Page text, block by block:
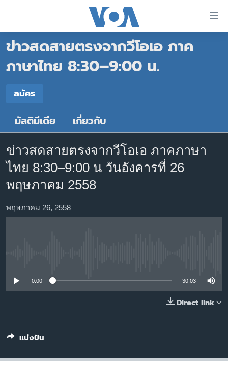
ต่อ
ไป
หลัก
หน้า
หลัก
ข้าม
ไป
ค้นหา
หน้าหลัก
โลก
เอเชีย
ไทย
ธุรกิจ
วิทยาศาสตร์
สังคมและสุขภาพ
ตรวจสอบข่าว
ติดตามเรา
เลือกภาษา
ข่าวสดสายตรงจากวีโอเอ ภาค
ภาษาไทย 8:30–9:00 น.
สมัคร
สมัคร
มัลติมีเดีย เกี่ยวกับ
ข่าวสดสายตรงจากวีโอเอ ภาคภาษา
ไทย 8:30–9:00 น วันอังคารที่ 26
พฤษภาคม 2558
พฤษภาคม 26, 2558
0:00 30:03
Direct link
แบ่งปัน